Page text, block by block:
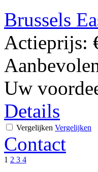
Brussels
Actieprijs:
Uw
Details
Vergelijken Vergelijken
Contact
1 2 3 4